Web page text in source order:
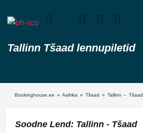
Tallinn Tšaad lennupiletid
Bookinghouse.ee » Aafrika » Tšaad » Tallinn – Tšaad
Soodne Lend: Tallinn - Tšaad